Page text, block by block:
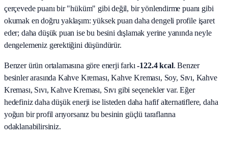
çerçevede puanı bir "hüküm" gibi değil, bir yönlendirme puanı gibi
okumak en doğru yaklaşım: yüksek puan daha dengeli profile işaret
eder; daha düşük puan ise bu besini dışlamak yerine yanında neyle
dengelemeniz gerektiğini düşündürür.
Benzer ürün ortalamasına göre enerji farkı -122.4 kcal. Benzer
besinler arasında Kahve Kreması, Kahve Kreması, Soy, Sıvı, Kahve
Kreması, Sıvı, Kahve Kreması, Sıvı gibi seçenekler var. Eğer
hedefiniz daha düşük enerji ise listeden daha hafif alternatiflere, daha
yoğun bir profil arıyorsanız bu besinin güçlü taraflarına
odaklanabilirsiniz.